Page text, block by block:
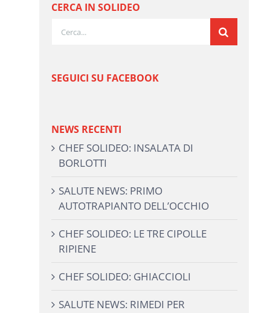
CERCA IN SOLIDEO
SEGUICI SU FACEBOOK
NEWS RECENTI
CHEF SOLIDEO: INSALATA DI
BORLOTTI
SALUTE NEWS: PRIMO
AUTOTRAPIANTO DELL’OCCHIO
CHEF SOLIDEO: LE TRE CIPOLLE
RIPIENE
CHEF SOLIDEO: GHIACCIOLI
SALUTE NEWS: RIMEDI PER